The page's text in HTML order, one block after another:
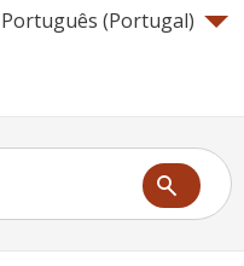
Português (Portugal)‎